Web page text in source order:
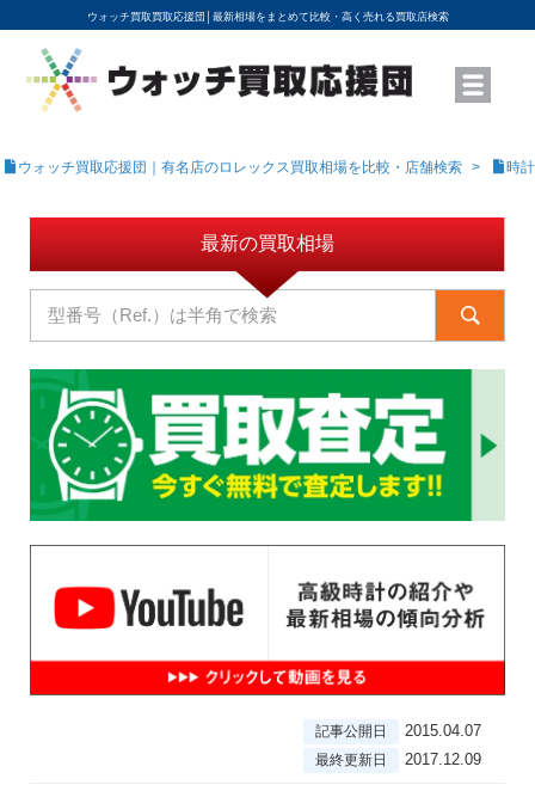
ウォッチ買取買取応援団│ 最新相場をまとめて比較・高く売れる買取店検索
YouTubeで動画を公開中
ROLEXモデル名から買取相場を調べる
高級時計ブランド名から買取相場を調べる
地域から買取店を探す
店舗名から買取店を探す
ブランド時計を高く売る方法
買取査定を依頼する
ウォッチ買取応援団｜有名店のロレックス買取相場を比較・店舗検索 時
最新の買取相場
記事公開日 2015.04.07
最終更新日 2017.12.09